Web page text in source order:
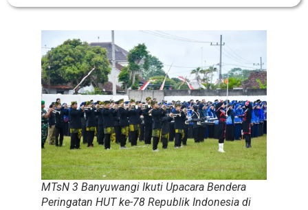
MTsN 3 Banyuwangi Ikuti Upacara Bendera
Peringatan HUT ke-78 Republik Indonesia di